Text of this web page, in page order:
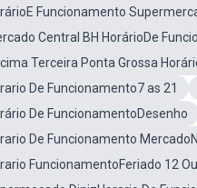
Funcionamento
Central BH HorárioDe
Terceira Ponta Grossa
De Funcionamento7 as 21
De FuncionamentoDesenho
De Funcionamento
FuncionamentoFeriado 12